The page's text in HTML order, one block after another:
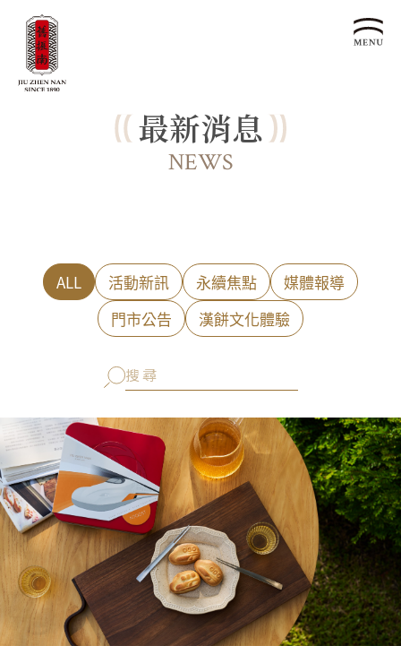
關於我們
品牌故事
認識漢餅文化
漢餅文化
文化體驗
企業客製贈禮區
喜餅預約
企業永續
企業永續發展 ESG
永續新聞集
利害關係人
最新消息
聯絡我們
全台據點
客服中心
會員禮遇
人才招募
線上購物 會員禮遇 企業客製
© 2026 JIU ZHEN NAN.CO All rights reserved
Site by 很好設計 Goods Design
最新消息
NEWS
ALL 活動新訊 永續焦點
媒體報導
門市公告
漢餅文化體驗